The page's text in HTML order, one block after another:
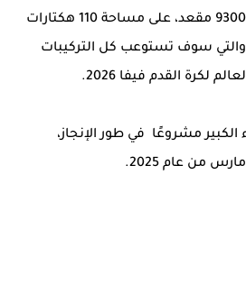
ستكون سعة الملعب 93000 مقعد، على مساحة 110 هكتارات
والتي سوف تستوعب كل التركيبات
لكرة القدم فيفا 2026.
الكبير مشروعًا في طور الإنجاز،
من عام 2025.